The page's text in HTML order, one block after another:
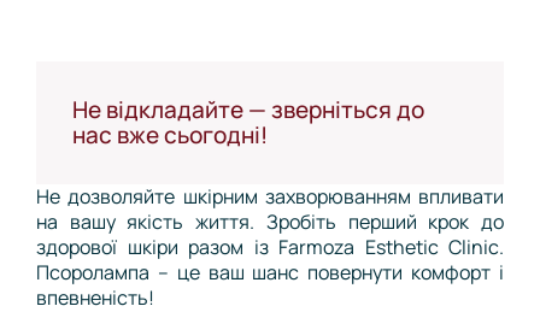
Не відкладайте — зверніться до
нас вже сьогодні!
Не дозволяйте шкірним захворюванням впливати
на вашу якість життя. Зробіть перший крок до
здорової шкіри разом із Farmoza Esthetic Clinic.
Псоролампа – це ваш шанс повернути комфорт і
впевненість!